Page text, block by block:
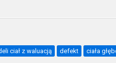
ciał z waluacją defekt ciała